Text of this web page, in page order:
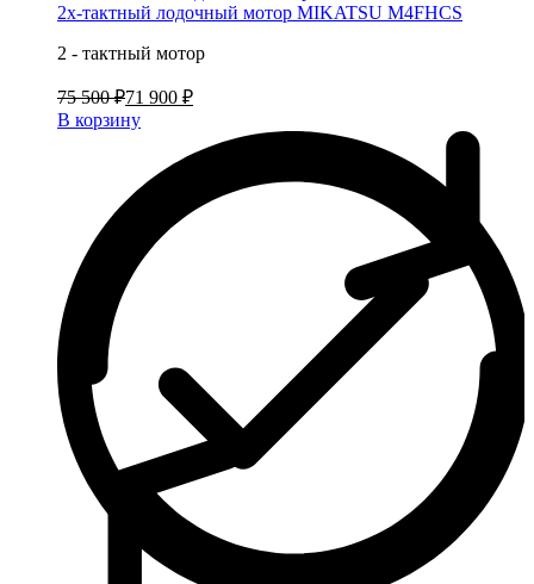
2х-тактный лодочный мотор MIKATSU M4FHCS
2 - тактный мотор
75 500 ₽71 900 ₽
В корзину